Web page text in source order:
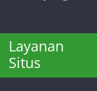
Layanan
Situs